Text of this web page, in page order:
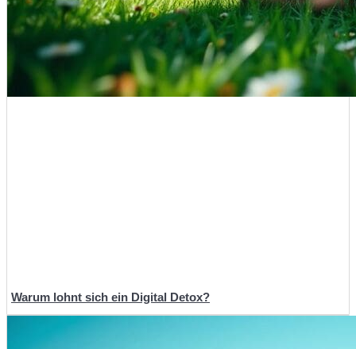
Warum lohnt sich ein Digital Detox?